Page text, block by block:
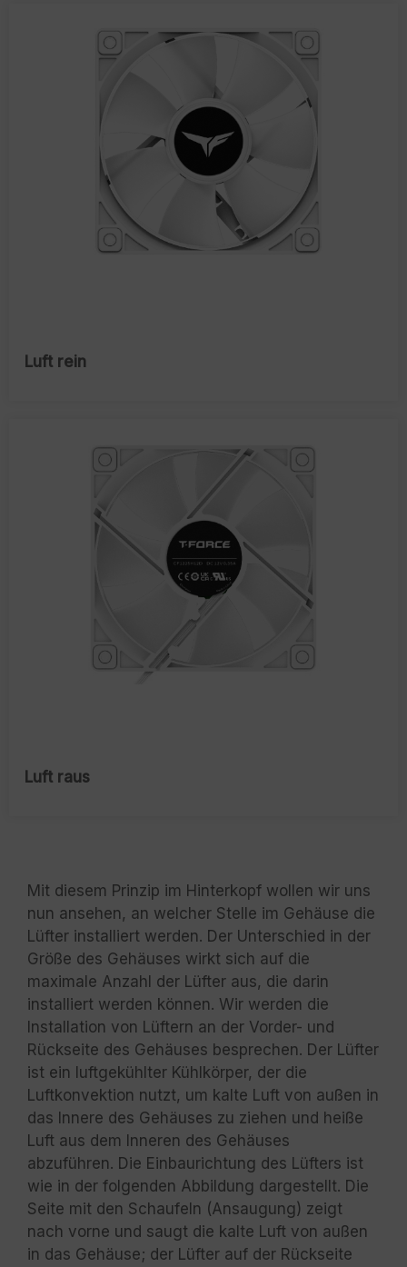
Luft rein
Luft raus
Mit diesem Prinzip im Hinterkopf wollen wir uns
nun ansehen, an welcher Stelle im Gehäuse die
Lüfter installiert werden. Der Unterschied in der
Größe des Gehäuses wirkt sich auf die
maximale Anzahl der Lüfter aus, die darin
installiert werden können. Wir werden die
Installation von Lüftern an der Vorder- und
Rückseite des Gehäuses besprechen. Der Lüfter
ist ein luftgekühlter Kühlkörper, der die
Luftkonvektion nutzt, um kalte Luft von außen in
das Innere des Gehäuses zu ziehen und heiße
Luft aus dem Inneren des Gehäuses
abzuführen. Die Einbaurichtung des Lüfters ist
wie in der folgenden Abbildung dargestellt. Die
Seite mit den Schaufeln (Ansaugung) zeigt
nach vorne und saugt die kalte Luft von außen
in das Gehäuse; der Lüfter auf der Rückseite